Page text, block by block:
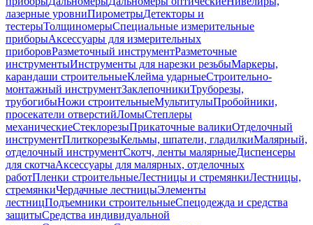
лазерные уровниПирометрыДетекторы и
тестерыТолщиномерыСпециальные измерительные
приборыАксессуары для измерительных
приборовРазметочный инструментРазметочные
инструментыИнструменты для нарезки резьбыМаркеры,
карандаши строительныеКлейма ударныеСтроительно-
монтажный инструментЗаклепочникиТруборезы,
трубогибыНожи строительныеМультитулыПробойники,
просекатели отверстийЛомыСтеплеры
механическиеСтеклорезыПрикаточные валикиОтделочный
инструментПлиткорезыКельмы, шпатели, гладилкиМалярный,
отделочный инструментСкотч, ленты малярныеДиспенсеры
для скотчаАксессуары для малярных, отделочных
работПленки строительныеЛестницы и стремянкиЛестницы,
стремянкиЧердачные лестницыЭлементы
лестницПодъемники строительныеСпецодежда и средства
защитыСредства индивидуальной